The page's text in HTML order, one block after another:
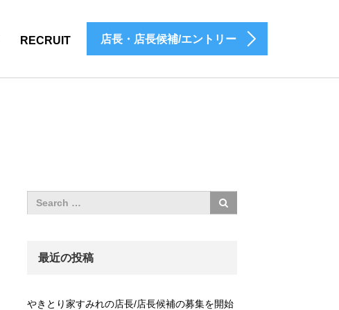
RECRUIT 店長・店長候補/エントリー
最近の投稿
やきとり家すみれの店長/店長候補の募集を開始